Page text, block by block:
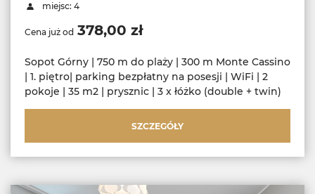
miejsc: 4
Cena już od 378,00 zł
Sopot Górny | 750 m do plaży | 300 m Monte Cassino
| 1. piętro| parking bezpłatny na posesji | WiFi | 2
pokoje | 35 m2 | prysznic | 3 x łóżko (double + twin)
SZCZEGÓŁY